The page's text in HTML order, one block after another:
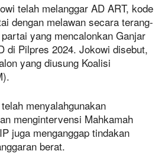
telah melanggar AD ART, kode
dengan melawan secara terang-
yang mencalonkan Ganjar
di Pilpres 2024. Jokowi disebut,
yang diusung Koalisi
menyalahgunakan
mengintervensi Mahkamah
juga menganggap tindakan
berat.